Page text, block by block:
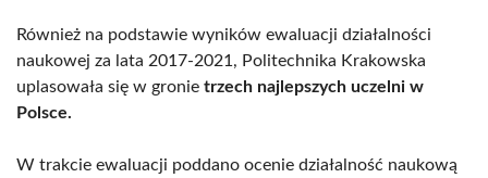
Również na podstawie wyników ewaluacji działalności
naukowej za lata 2017-2021, Politechnika Krakowska
uplasowała się w gronie trzech najlepszych uczelni w
Polsce.
W trakcie ewaluacji poddano ocenie działalność naukową